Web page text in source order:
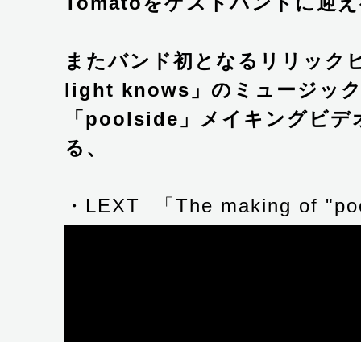
またバンド初となるリリッ
light knows」のミュージッ
「poolside」メイキングビデ
る、
・LEXT 「The making of